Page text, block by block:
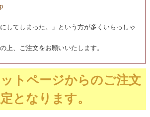
してしまった。」という方が多くいらっしゃ
上、ご注文をお願いいたします。
トページからのご注文
となります。